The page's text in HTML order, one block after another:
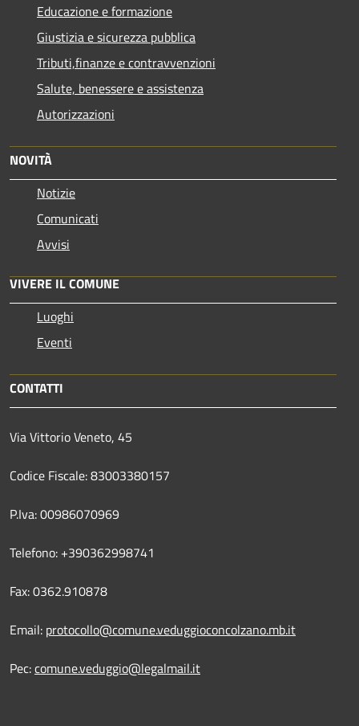
Educazione e formazione
Giustizia e sicurezza pubblica
Tributi,finanze e contravvenzioni
Salute, benessere e assistenza
Autorizzazioni
NOVITÀ
Notizie
Comunicati
Avvisi
VIVERE IL COMUNE
Luoghi
Eventi
CONTATTI
Via Vittorio Veneto, 45
Codice Fiscale: 83003380157
P.Iva: 00986070969
Telefono: +390362998741
Fax: 0362.910878
Email: protocollo@comune.veduggioconcolzano.mb.it
Pec:comune.veduggio@legalmail.it